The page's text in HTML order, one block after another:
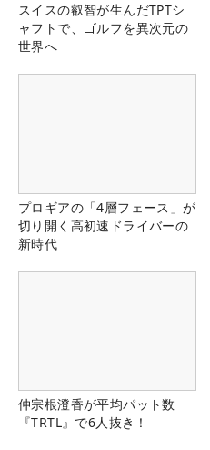
スイスの叡智が生んだTPTシ
ャフトで、ゴルフを異次元の
世界へ
プロギアの「4層フェース」が
切り開く高初速ドライバーの
新時代
仲宗根澄香が平均パット数
『TRTL』で6人抜き！